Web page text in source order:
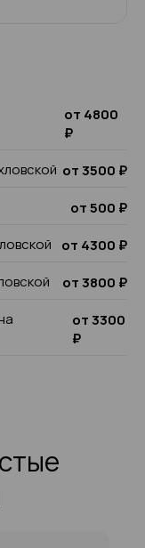
от 4800
₽
от 3500 ₽
от 500 ₽
от 4300 ₽
от 3800 ₽
от 3300
₽